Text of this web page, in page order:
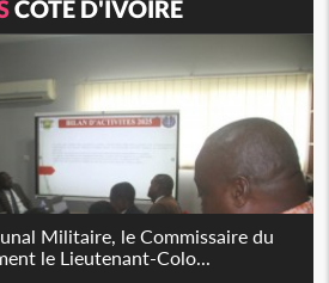
CÔTE D'IVOIRE
Militaire, le Commissaire du
le Lieutenant-Colo...